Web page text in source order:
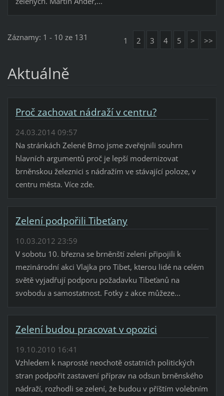
Záznamy: 1 - 10 ze 131 1 2 3 4 5 > >>
Aktuálně
Proč zachovat nádraží v centru?
24.03.2014 09:57
Na stránkách Zelené Brno jsme zveřejnili souhrn
hlavních argumentů proč je lepší modernizovat
brněnskou železnici s nádražím ve stávající poloze, v
centru města. Více zde.
Zelení podpořili Tibeťany
10.03.2012 23:59
V sobotu 10. března se brněnští zelení připojili k
mezinárodní akci Vlajka pro Tibet, kterou lidé na celém
světě vyjadřují podporu požadavku Tibeťanů na
svobodu a samostatnost. Fotky z akce můžeze...
Zelení budou pracovat v opozici
19.10.2010 16:41
Vzhledem k naprosté neochotě ostatních politických
stran podpořit zastavení příprav na odsun brněnského
nádraží, rozhodli se zelení, že budou v příštím volebním